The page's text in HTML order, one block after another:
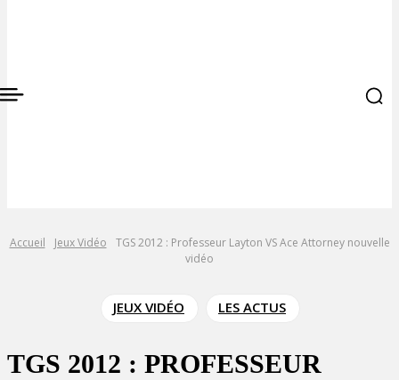
Accueil Jeux Vidéo
TGS 2012 : Professeur Layton VS Ace Attorney nouvelle
vidéo
JEUX VIDÉO LES ACTUS
TGS 2012 : PROFESSEUR